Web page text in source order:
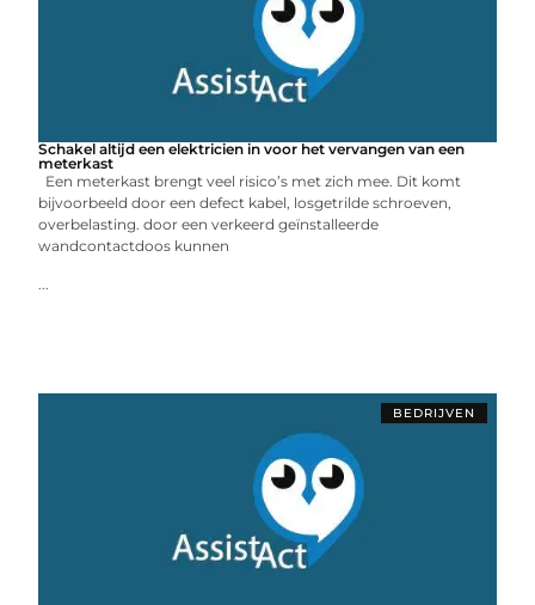
Schakel altijd een elektricien in voor het vervangen van een
meterkast
Een meterkast brengt veel risico’s met zich mee. Dit komt
bijvoorbeeld door een defect kabel, losgetrilde schroeven,
overbelasting. door een verkeerd geïnstalleerde
wandcontactdoos kunnen
...
BEDRIJVEN